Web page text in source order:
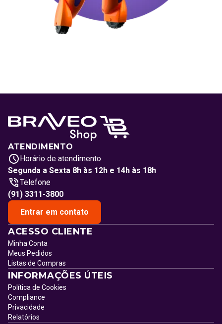
ATENDIMENTO
Horário de atendimento
Segunda a Sexta 8h às 12h e 14h às 18h
Telefone
(91) 3311-3800
Entrar em contato
ACESSO CLIENTE
Minha Conta
Meus Pedidos
Listas de Compras
INFORMAÇÕES ÚTEIS
Política de Cookies
Compliance
Privacidade
Relatórios